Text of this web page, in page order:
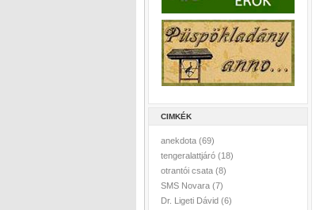
CIMKÉK
anekdota (69)
tengeralattjáró (18)
otrantói csata (8)
SMS Novara (7)
Dr. Ligeti Dávid (6)